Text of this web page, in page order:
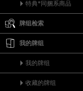
特典*同捆系商品
牌组检索
我的牌组
我的牌组
收藏的牌组